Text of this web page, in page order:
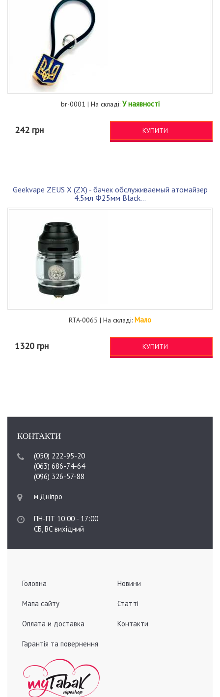
br-0001 | На складі: У наявності
242 грн КУПИТИ
Geekvape ZEUS X (ZX) - бачек обслуживаемый атомайзер
4.5мл Φ25мм Black...
RTA-0065 | На складі: Мало
1320 грн КУПИТИ
КОНТАКТИ
(050) 222-95-20
(063) 686-74-64
(096) 326-57-88
м.Дніпро
ПН-ПТ 10:00 - 17:00
СБ, ВС вихідний
Головна
Мапа сайту
Оплата и доставка
Гарантія та повернення
Новини
Статті
Контакти